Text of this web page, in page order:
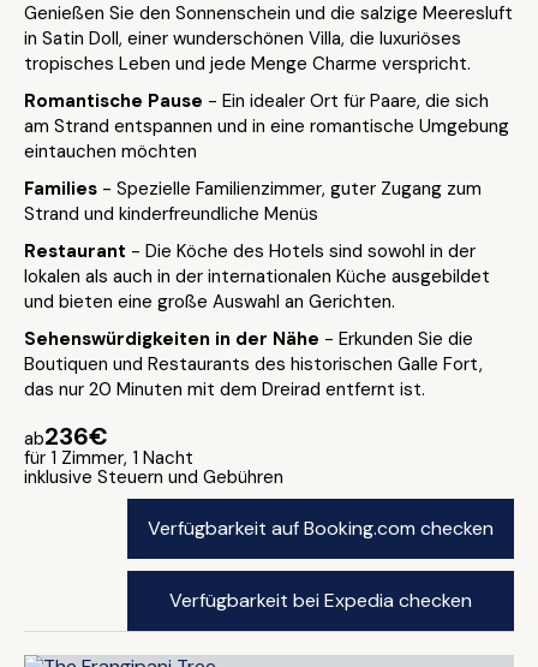
Genießen Sie den Sonnenschein und die salzige Meeresluft
in Satin Doll, einer wunderschönen Villa, die luxuriöses
tropisches Leben und jede Menge Charme verspricht.
Romantische Pause - Ein idealer Ort für Paare, die sich
am Strand entspannen und in eine romantische Umgebung
eintauchen möchten
Families - Spezielle Familienzimmer, guter Zugang zum
Strand und kinderfreundliche Menüs
Restaurant - Die Köche des Hotels sind sowohl in der
lokalen als auch in der internationalen Küche ausgebildet
und bieten eine große Auswahl an Gerichten.
Sehenswürdigkeiten in der Nähe - Erkunden Sie die
Boutiquen und Restaurants des historischen Galle Fort,
das nur 20 Minuten mit dem Dreirad entfernt ist.
ab236€
für 1 Zimmer, 1 Nacht
inklusive Steuern und Gebühren
Verfügbarkeit auf Booking.com checken
Verfügbarkeit bei Expedia checken